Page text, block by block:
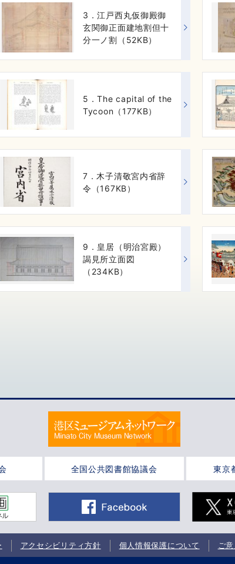
3．江戸西丸仮御殿御
玄関御正面建地割但十
分一ノ割（52KB）
5．The capital of the
Tycoon（177KB）
7．木子清敬宮内省辞
令（167KB）
9．皇居（明治宮殿）
謁見所立面図
（234KB）
全国公共図書館協議会 東京
アクセシビリティ方針 個人情報保護について ご